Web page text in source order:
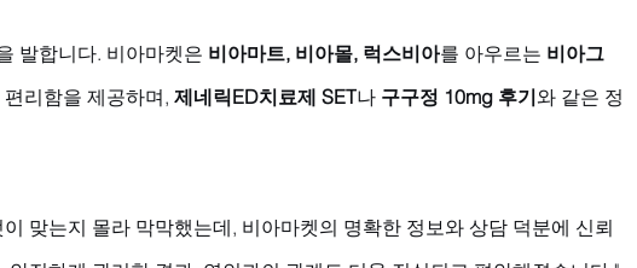
발합니다. 비아마켓은 비아마트, 비아몰, 럭스비아를 아우르는 비아그
리함을 제공하며, 제네릭ED치료제 SET나 구구정 10mg 후기와 같은 정
맞는지 몰라 막막했는데, 비아마켓의 명확한 정보와 상담 덕분에 신뢰